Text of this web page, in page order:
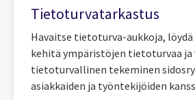
Tietoturvatarkastus
Havaitse tietoturva-aukkoja, löydä
kehitä ympäristöjen tietoturvaa ja
tietoturvallinen tekeminen
asiakkaiden ja työntekijöiden